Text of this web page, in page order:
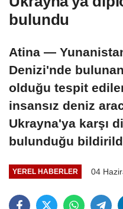
bulundu
Atina —
Denizi'nde
olduğu tespit
insansız deniz
Ukrayna'ya karşı
bulunduğu
YEREL HABERLER 04